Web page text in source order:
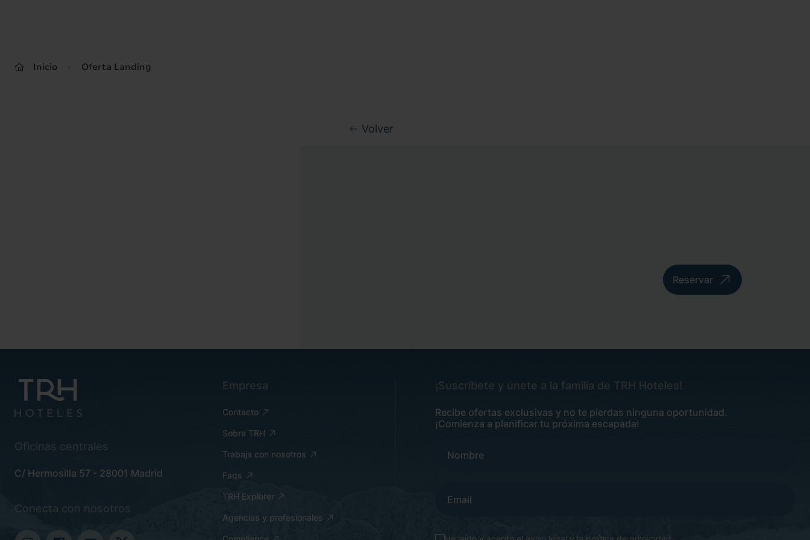
Inicio Oferta Landing
Volver
Reservar
Oficinas centrales
C/ Hermosilla 57 - 28001 Madrid
Conecta con nosotros
Empresa
Contacto
Sobre TRH
Trabaja con nosotros
Faqs
TRH Explorer
Agencias y profesionales
¡Suscríbete y únete a la familia de TRH Hoteles!
Recibe ofertas exclusivas y no te pierdas ninguna oportunidad.
¡Comienza a planificar tu próxima escapada!